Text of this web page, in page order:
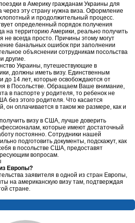
в Америку гражданам Украины для
эту страну нужна виза. Оформление
и продолжительный процесс.
определенный порядок получения
на территорию Америки, реально получить
не всегда просто. Причины этому могут
банальных ошибок при заполнении
объяснении сотрудникам посольства
другие.
Украины, путешествующие в
должны иметь визу. Единственным
до 14 лет, которые освобождаются от
в Посольстве. Обращаем Ваше внимание,
в паспорте у родителя, то ребенок не
без этого родителя. Что касается
он оплачивается в таком же размере, как и
визу в США, лучше доверить
которые имеют достаточный
постоянно. Сотрудники нашей
подготовить документы, подскажут, как
в посольстве США, предоставят
вопросам.
Европы?
заявителя в одной из стран Европы,
на американскую визу там, подтверждая
стране.